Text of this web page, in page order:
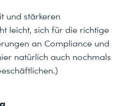
und stärkeren
leicht, sich für die richtige
an Compliance und
natürlich auch nochmals